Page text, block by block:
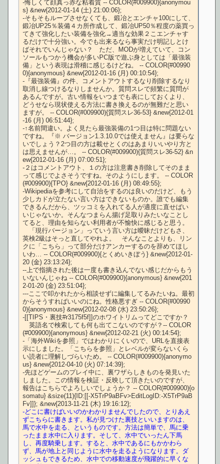
-悔しくて顔真っ赤な粘着質 -- COLOR(#009900){anonymou
s} &new{2012-01-14 (土) 21:00:06};
-そもそもループさせなくても、鍛冶とエンチャ100にして、
鍛冶UP25％装備４カ所作成して、鍛冶UP50％程度の薬買っ
てきて強化したい装備を強化→適当な効果２こエンチャす
るだけで十分強い。今でも出来るなら事実だけ明記しとけ
ばそれでいんじゃない？　ただ、MODが増えていて、コン
ソールもつかう機会が多いPC版で遊ぶ身としては「最強装
備」という表現は滑稽に感じるけどね。 -- COLOR(#00990
0){anonymous} &new{2012-01-16 (月) 00:10:54};
-『最強装備』の件、コメントアウトするなり削除するなり
取消し線つけるなりしませんか。質問スレで頻繁に質問が
あるんですが。古い情報をいつまでも表にしておくより、
どうせなら現状使える方法に書き換えるのが無難だと思い
ますが。 -- COLOR(#009900){質問スレ36-53} &new{2012-01
-16 (月) 06:51:44};
-↑名前間違い。よく見たら最強装備の1つ目は特に問題ない
ですね。『※ バージョン1.3.10.0では使えません』は要らな
いでしょう？2つ目の方は載せとくのはあまりいいやり方と
は思えませんが…。 -- COLOR(#009900){質問スレ36-52} &n
ew{2012-01-16 (月) 07:00:51};
-２はコメントアウト、１の方は注意書き削除してそのまま
って感じでよさそうですね。そのようにします。 -- COLOR
(#009900){TPO} &new{2012-01-16 (月) 08:49:55};
-Wikipediaを参考にして自治をするのは良いのだけど、もう
少しカドが立たない言い方はできないものか。誰でも編集
できるんだから、ツッコミを入れてる人が適度に直せばい
いじゃないか。そんなつまらん揚げ足取りみたいなことし
てると、理由を知らない利用者が不愉快に感じると思う。
「現行バージョン」っていう言い方は曖昧だけどもさ、
英検2級はそっと直してやれよ。　そんなことよりも、リン
クに「こちら」って部分だけアンカーするのを辞めてほし
いわ… -- COLOR(#009900){とくめいきぼう} &new{2012-01-
20 (金) 23:13:24};
--上で指摘された後は一度も書き込んでない感じだからもう
いないんじゃね -- COLOR(#009900){anonymous} &new{201
2-01-20 (金) 23:51:04};
---ここで叩かれたから相談せずに編集してるみたいね。最初
からそうすればいいのにね。性格悪すぎ -- COLOR(#00990
0){anonymous} &new{2012-02-08 (水) 23:50:26};
-[[TIPS・裏技#r3175f5f]]のホワイトリムってどこですか？
英語名で検索しても何も出てこないのですが？-- COLOR
(#009900){anonymous} &new{2012-02-21 (火) 00:14:54};
-「海外Wikiを参照」ではわかりにくいので、URLを直接表
示にしました。「こちらを参照」とレベルが変らないくら
い読者に理解しづらいため。 -- COLOR(#009900){anonymo
us} &new{2012-04-10 (火) 07:14:39};
-先ほどゲームのプレイ中に、裏ワザらしきものを発見いた
しました。この情報を検証・反映して頂きたいのですが、
報告はこちらでよろしいでしょうか？ -- COLOR(#009900){o
somatu} &size(11){ID:[[-X5TrP9aBFv>EditLogID:-X5TrP9aB
-どこに書けばいいのかわかりませんでしたので、とりあえ
ずこちらに書きます。私が見つけた裏技といいますのは、
馬で水中を走る、というものです。方法は簡単で、馬に乗
ったまま水中に入ります。そして、水中でいったん下馬
し、再度騎乗します。すると、水中であるにもかかわら
ず、馬が地上と同じように水中を走るようになります。ダ
ッシュもできるため、水中での移動速度が飛躍的に早くな